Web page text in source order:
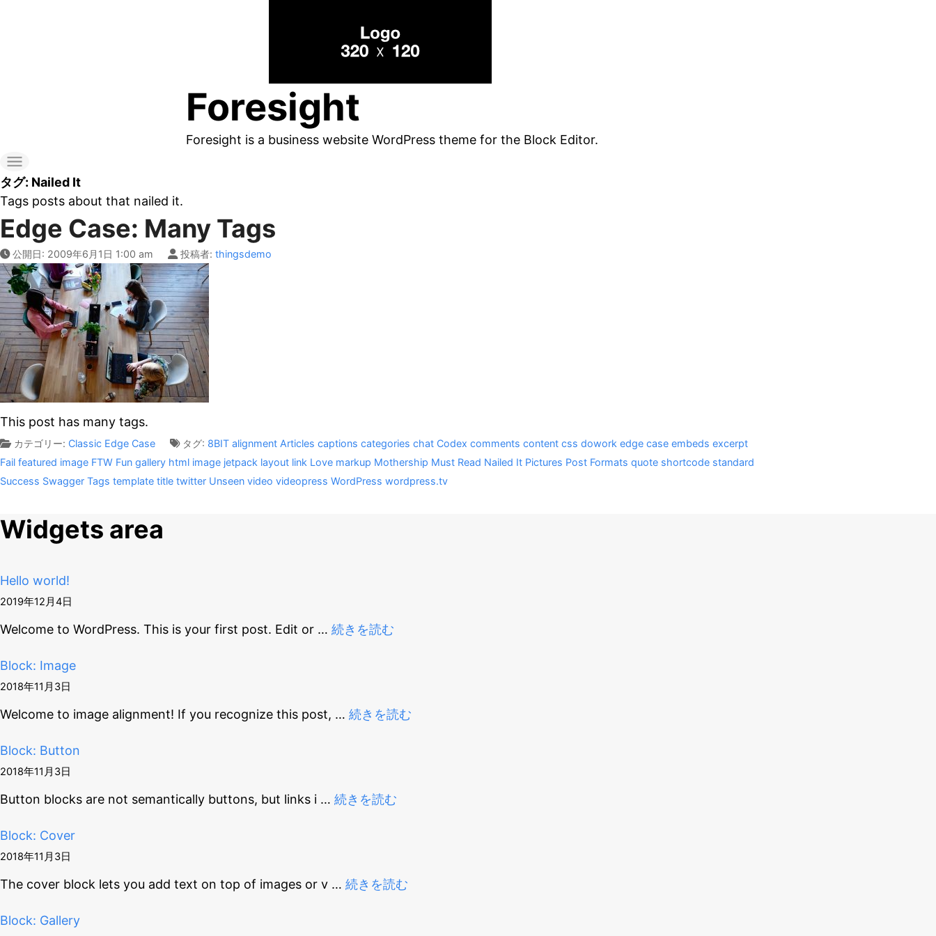
キ
ッ
プ
す
る
Foresight
Foresight is a business website WordPress theme for the Block Editor.
タグ: Nailed It
Tags posts about that nailed it.
Edge Case: Many Tags
公開日: 2009年6月1日 1:00 am 投稿者: thingsdemo
This post has many tags.
カテゴリー: Classic Edge Case タグ: 8BIT alignment Articles captions categories chat Codex comments content css dowork edge case embeds excerpt
Fail featured image FTW Fun gallery html image jetpack layout link Love markup Mothership Must Read Nailed It Pictures Post Formats quote shortcode standard
Success Swagger Tags template title twitter Unseen video videopress WordPress wordpress.tv
Widgets area
Hello world!
2019年12月4日
Welcome to WordPress. This is your first post. Edit or … 続きを読む
Block: Image
2018年11月3日
Welcome to image alignment! If you recognize this post, … 続きを読む
Block: Button
2018年11月3日
Button blocks are not semantically buttons, but links i … 続きを読む
Block: Cover
2018年11月3日
The cover block lets you add text on top of images or v … 続きを読む
Block: Gallery